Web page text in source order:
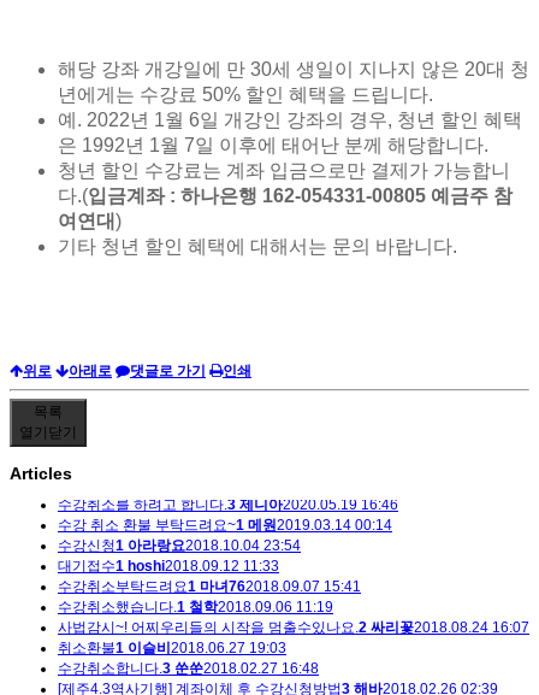
해당 강좌 개강일에 만 30세 생일이 지나지 않은 20대 청
년에게는 수강료 50% 할인 혜택을 드립니다.
예. 2022년 1월 6일 개강인 강좌의 경우, 청년 할인 혜택
은 1992년 1월 7일 이후에 태어난 분께 해당합니다.
청년 할인 수강료는 계좌 입금으로만 결제가 가능합니
다.(입금계좌 : 하나은행 162-054331-00805 예금주 참
여연대)
기타 청년 할인 혜택에 대해서는 문의 바랍니다.
위로 아래로 댓글로 가기 인쇄
목록
열기 닫기
Articles
수강취소를 하려고 합니다.3 제니아2020.05.19 16:46
수강 취소 환불 부탁드려요~1 메원2019.03.14 00:14
수강신청1 아라랑요2018.10.04 23:54
대기접수1 hoshi2018.09.12 11:33
수강취소부탁드려요1 마녀762018.09.07 15:41
수강취소했습니다.1 철학2018.09.06 11:19
사법감시~! 어찌우리들의 시작을 멈출수있나요.2 싸리꽃2018.08.24 16:07
취소환불1 이슬비 2018.06.27 19:03
수강취소합니다.3 쑨쑨2018.02.27 16:48
[제주4.3역사기행] 계좌이체 후 수강신청방법3 해바2018.02.26 02:39